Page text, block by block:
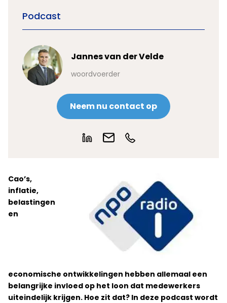
Podcast
Jannes van der Velde
woordvoerder
Neem nu contact op
Cao’s,
inflatie,
belastingen
en
economische ontwikkelingen hebben allemaal een
belangrijke invloed op het loon dat medewerkers
uiteindelijk krijgen. Hoe zit dat? In deze podcast wordt